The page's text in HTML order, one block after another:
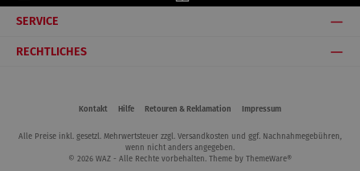
SERVICE
RECHTLICHES
Kontakt Hilfe Retouren & Reklamation Impressum
Alle Preise inkl. gesetzl. Mehrwertsteuer zzgl. Versandkosten und ggf. Nachnahmegebühren,
wenn nicht anders angegeben.
© 2026 WAZ - Alle Rechte vorbehalten. Theme by ThemeWare®